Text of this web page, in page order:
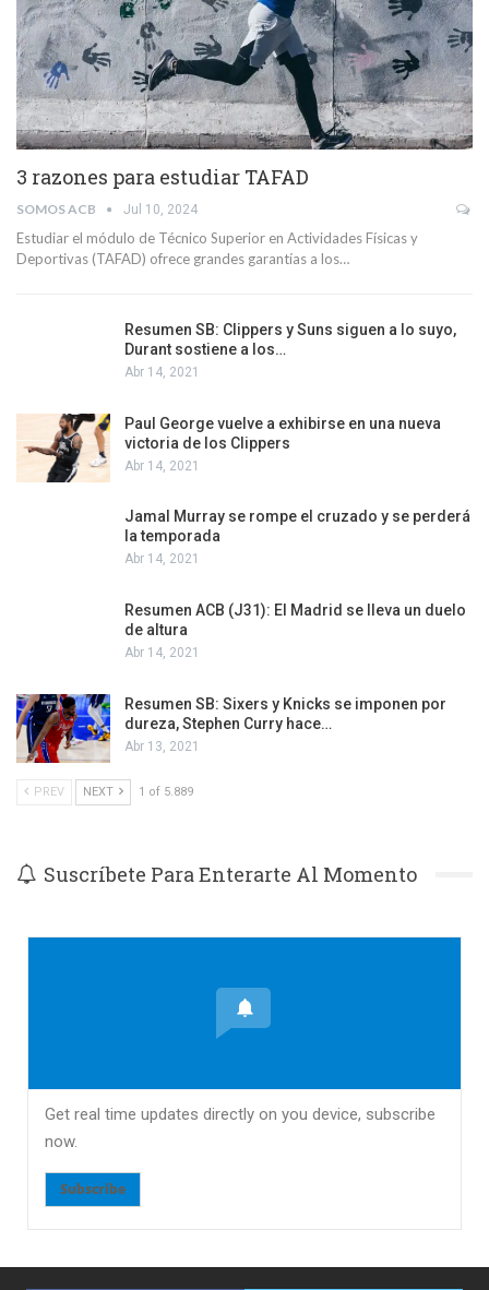
3 razones para estudiar TAFAD
SOMOS ACB Jul 10, 2024
Estudiar el módulo de Técnico Superior en Actividades Físicas y
Deportivas (TAFAD) ofrece grandes garantías a los…
Resumen SB: Clippers y Suns siguen a lo suyo,
Durant sostiene a los…
Abr 14, 2021
Paul George vuelve a exhibirse en una nueva
victoria de los Clippers
Abr 14, 2021
Jamal Murray se rompe el cruzado y se perderá
la temporada
Abr 14, 2021
Resumen ACB (J31): El Madrid se lleva un duelo
de altura
Abr 14, 2021
Resumen SB: Sixers y Knicks se imponen por
dureza, Stephen Curry hace…
Abr 13, 2021
PREV NEXT 1 of 5.889
Suscríbete Para Enterarte Al Momento
Get real time updates directly on you device, subscribe
now.
Subscribe